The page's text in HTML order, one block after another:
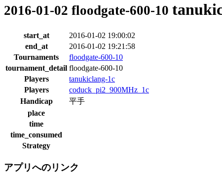
2016-01-02 floodgate-600-10
start_at
2016-01-02 19:00:02
end_at
2016-01-02 19:21:58
Tournaments
floodgate-600-10
tournament_detail floodgate-600-10
Players
tanukiclang-1c
Players
coduck_pi2_900MHz_1c
Handicap
平手
place
time
time_consumed
Strategy
アプリへのリンク